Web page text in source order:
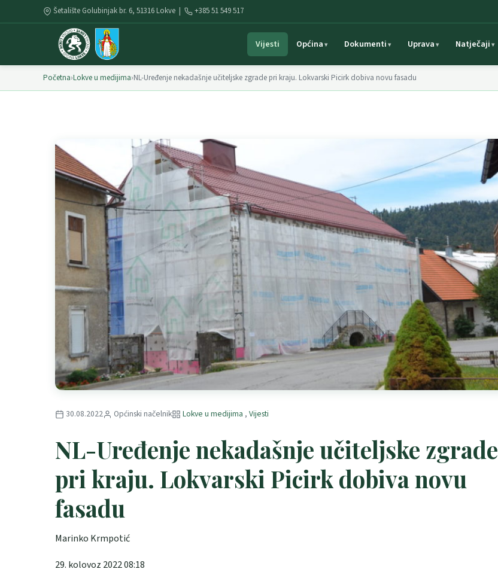
Šetalište Golubinjak br. 6, 51316 Lokve | +385 51 549 517
Vijesti Općina Dokumenti Uprava Natječaji
Početna›Lokve u medijima›NL-Uređenje nekadašnje učiteljske zgrade pri kraju. Lokvarski Picirk dobiva novu fasadu
30.08.2022 Općinski načelnik Lokve u medijima , Vijesti
NL-Uređenje nekadašnje učiteljske zgrade
pri kraju. Lokvarski Picirk dobiva novu
fasadu
Marinko Krmpotić
29. kolovoz 2022 08:18